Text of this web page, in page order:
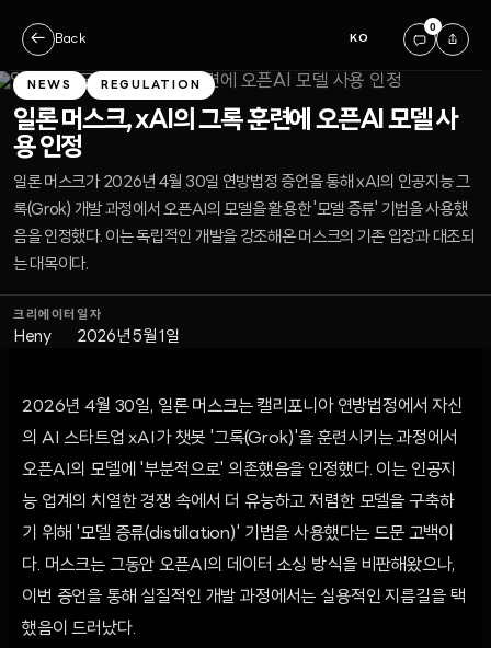
← Back KO
0
NEWS REGULATION
일론 머스크, xAI의 그록 훈련에 오픈AI 모델 사
용 인정
일론 머스크가 2026년 4월 30일 연방법정 증언을 통해 xAI의 인공지능 그
록(Grok) 개발 과정에서 오픈AI의 모델을 활용한 '모델 증류' 기법을 사용했
음을 인정했다. 이는 독립적인 개발을 강조해온 머스크의 기존 입장과 대조되
는 대목이다.
크리에이터
Heny
일자
2026년 5월 1일
2026년 4월 30일, 일론 머스크는 캘리포니아 연방법정에서 자신
의 AI 스타트업 xAI가 챗봇 '그록(Grok)'을 훈련시키는 과정에서
오픈AI의 모델에 '부분적으로' 의존했음을 인정했다. 이는 인공지
능 업계의 치열한 경쟁 속에서 더 유능하고 저렴한 모델을 구축하
기 위해 '모델 증류(distillation)' 기법을 사용했다는 드문 고백이
다. 머스크는 그동안 오픈AI의 데이터 소싱 방식을 비판해왔으나,
이번 증언을 통해 실질적인 개발 과정에서는 실용적인 지름길을 택
했음이 드러났다.